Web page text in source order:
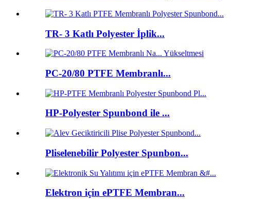
TR- 3 Katlı Polyester İplik...
PC-20/80 PTFE Membranlı...
HP-Polyester Spunbond ile ...
Pliselenebilir Polyester Spunbon...
Elektron için ePTFE Membran...